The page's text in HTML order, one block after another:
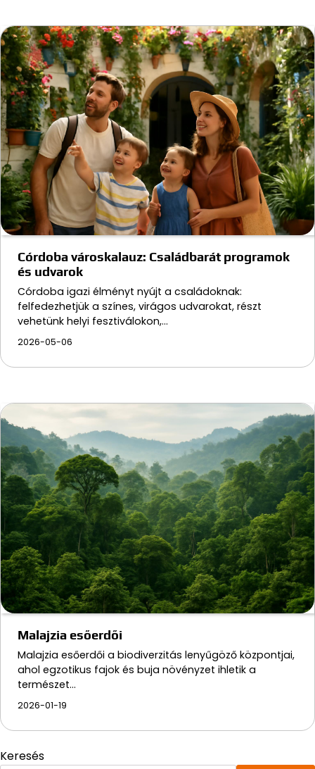
Córdoba városkalauz: Családbarát programok
és udvarok
Córdoba igazi élményt nyújt a családoknak:
felfedezhetjük a színes, virágos udvarokat, részt
vehetünk helyi fesztiválokon,…
2026-05-06
Malajzia esőerdői
Malajzia esőerdői a biodiverzitás lenyűgöző központjai,
ahol egzotikus fajok és buja növényzet ihletik a
természet…
2026-01-19
Keresés